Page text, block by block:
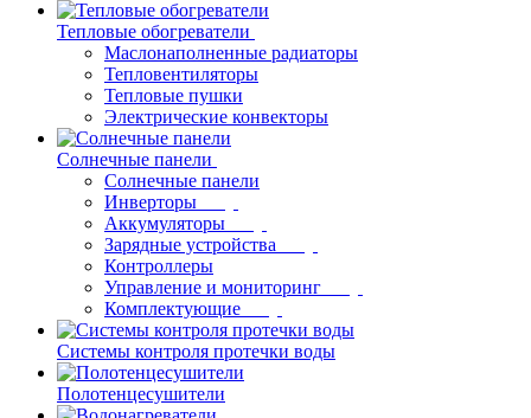
Тепловые обогреватели
Маслонаполненные радиаторы
Тепловентиляторы
Тепловые пушки
Электрические конвекторы
Солнечные панели
Солнечные панели
Инверторы
Аккумуляторы
Зарядные устройства
Контроллеры
Управление и мониторинг
Комплектующие
Системы контроля протечки воды
Полотенцесушители